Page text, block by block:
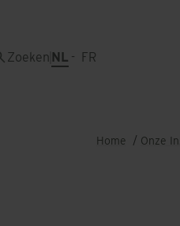
Zoeken NL FR
Home Onze